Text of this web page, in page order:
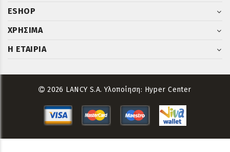
ESHOP
ΧΡΗΣΙΜΑ
Η ΕΤΑΙΡΙΑ
2026 LANCY S.A. Υλοποίηση: Hyper Center